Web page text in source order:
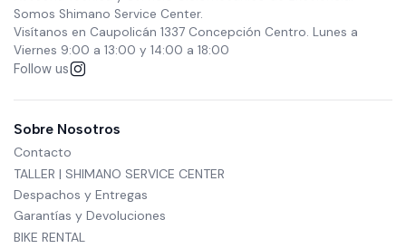
Somos Shimano Service Center.
Visítanos en Caupolicán 1337 Concepción Centro. Lunes a
Viernes 9:00 a 13:00 y 14:00 a 18:00
Follow us
Sobre Nosotros
Contacto
TALLER | SHIMANO SERVICE CENTER
Despachos y Entregas
Garantías y Devoluciones
BIKE RENTAL